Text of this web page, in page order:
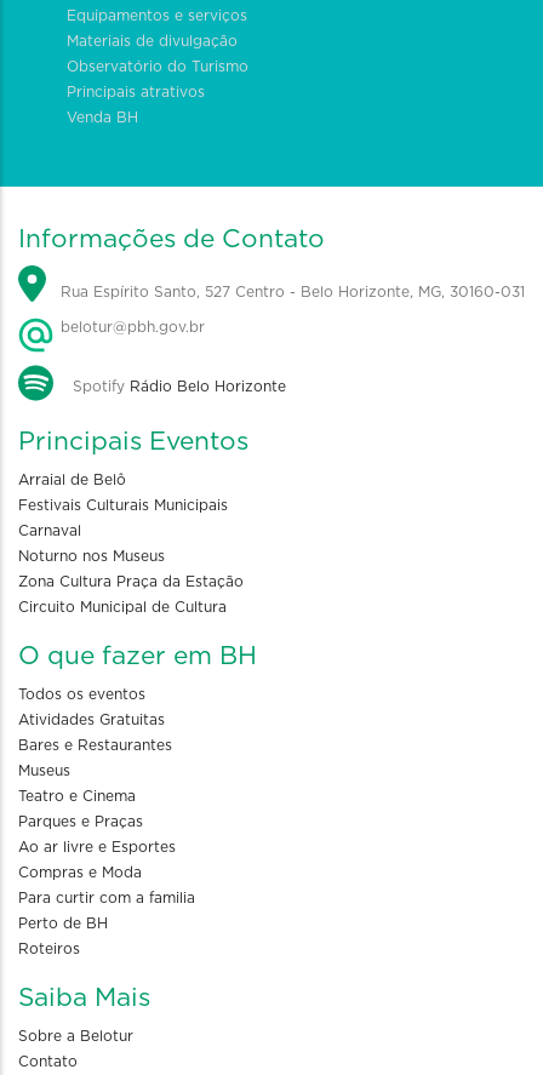
Equipamentos e serviços
Materiais de divulgação
Observatório do Turismo
Principais atrativos
Venda BH
Informações de Contato
Rua Espírito Santo, 527 Centro - Belo Horizonte, MG, 30160-031
belotur@pbh.gov.br
Spotify Rádio Belo Horizonte
Principais Eventos
Arraial de Belô
Festivais Culturais Municipais
Carnaval
Noturno nos Museus
Zona Cultura Praça da Estação
Circuito Municipal de Cultura
O que fazer em BH
Todos os eventos
Atividades Gratuitas
Bares e Restaurantes
Museus
Teatro e Cinema
Parques e Praças
Ao ar livre e Esportes
Compras e Moda
Para curtir com a familia
Perto de BH
Roteiros
Saiba Mais
Sobre a Belotur
Contato